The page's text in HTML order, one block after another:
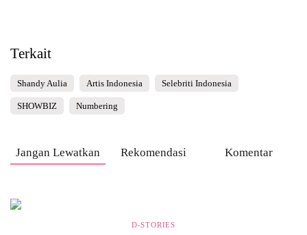
Terkait
Shandy Aulia Artis Indonesia Selebriti Indonesia
SHOWBIZ Numbering
Jangan Lewatkan Rekomendasi Komentar
D-STORIES